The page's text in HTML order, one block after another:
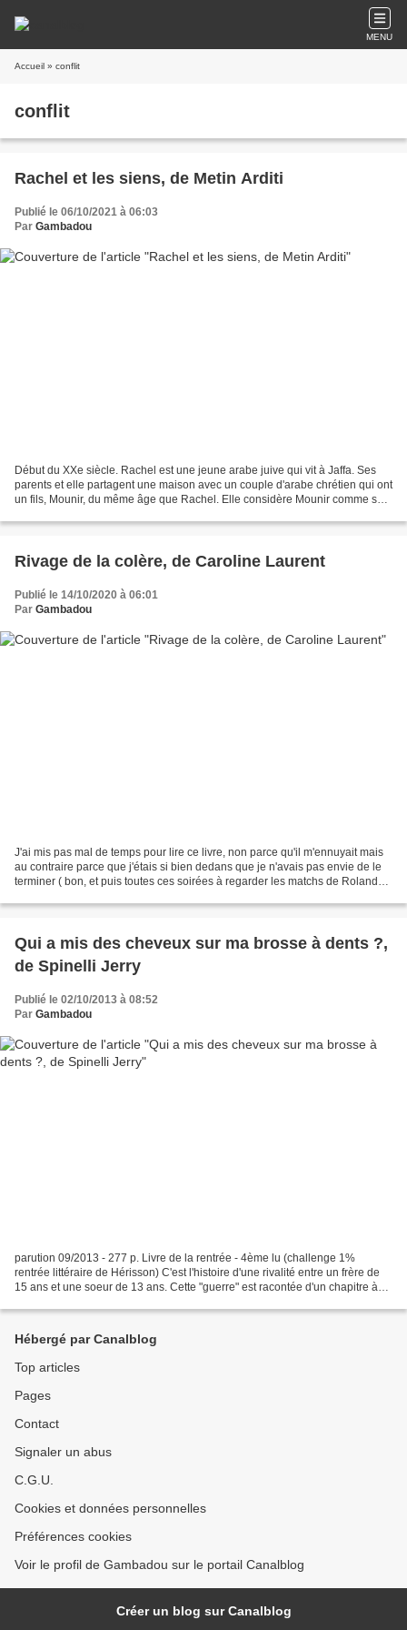
MENU
Accueil » conflit
conflit
Rachel et les siens, de Metin Arditi
Publié le 06/10/2021 à 06:03
Par Gambadou
Début du XXe siècle. Rachel est une jeune arabe juive qui vit à Jaffa. Ses
parents et elle partagent une maison avec un couple d'arabe chrétien qui ont
un fils, Mounir, du même âge que Rachel. Elle considère Mounir comme son
Rivage de la colère, de Caroline Laurent
Publié le 14/10/2020 à 06:01
Par Gambadou
J'ai mis pas mal de temps pour lire ce livre, non parce qu'il m'ennuyait mais
au contraire parce que j'étais si bien dedans que je n'avais pas envie de le
terminer ( bon, et puis toutes ces soirées à regarder les matchs de Roland
Qui a mis des cheveux sur ma brosse à dents ?,
de Spinelli Jerry
Publié le 02/10/2013 à 08:52
Par Gambadou
parution 09/2013 - 277 p. Livre de la rentrée - 4ème lu (challenge 1%
rentrée littéraire de Hérisson) C'est l'histoire d'une rivalité entre un frère de
15 ans et une soeur de 13 ans. Cette "guerre" est racontée d'un chapitre à
Hébergé par Canalblog
Top articles
Pages
Contact
Signaler un abus
C.G.U.
Cookies et données personnelles
Préférences cookies
Voir le profil de Gambadou sur le portail Canalblog
Créer un blog sur Canalblog